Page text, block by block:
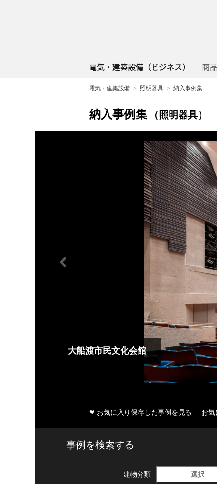
電気・建築設備（ビジネス） 商
電気・建築設備 照明器具 納入事例集
納入事例集 （照明器具）
大船渡市民文化会館
❤ お気に入り保存した事例を見る お
事例を検索する
建物分類 選択